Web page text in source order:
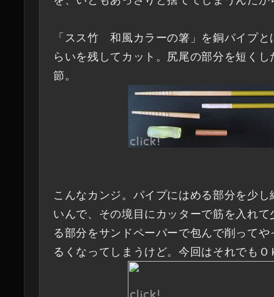
「スス竹 和風カラーの箸」を銅パイプ
らいを残してカット。尻尾の部分を短く
節。
こんなカンジ。パイプにはめる部分を少
いんで、その境目にカッターで筋を入れ
る部分をサンドペーパーで包んで削って
るくなってしまうけど。今回はそれでもＯ